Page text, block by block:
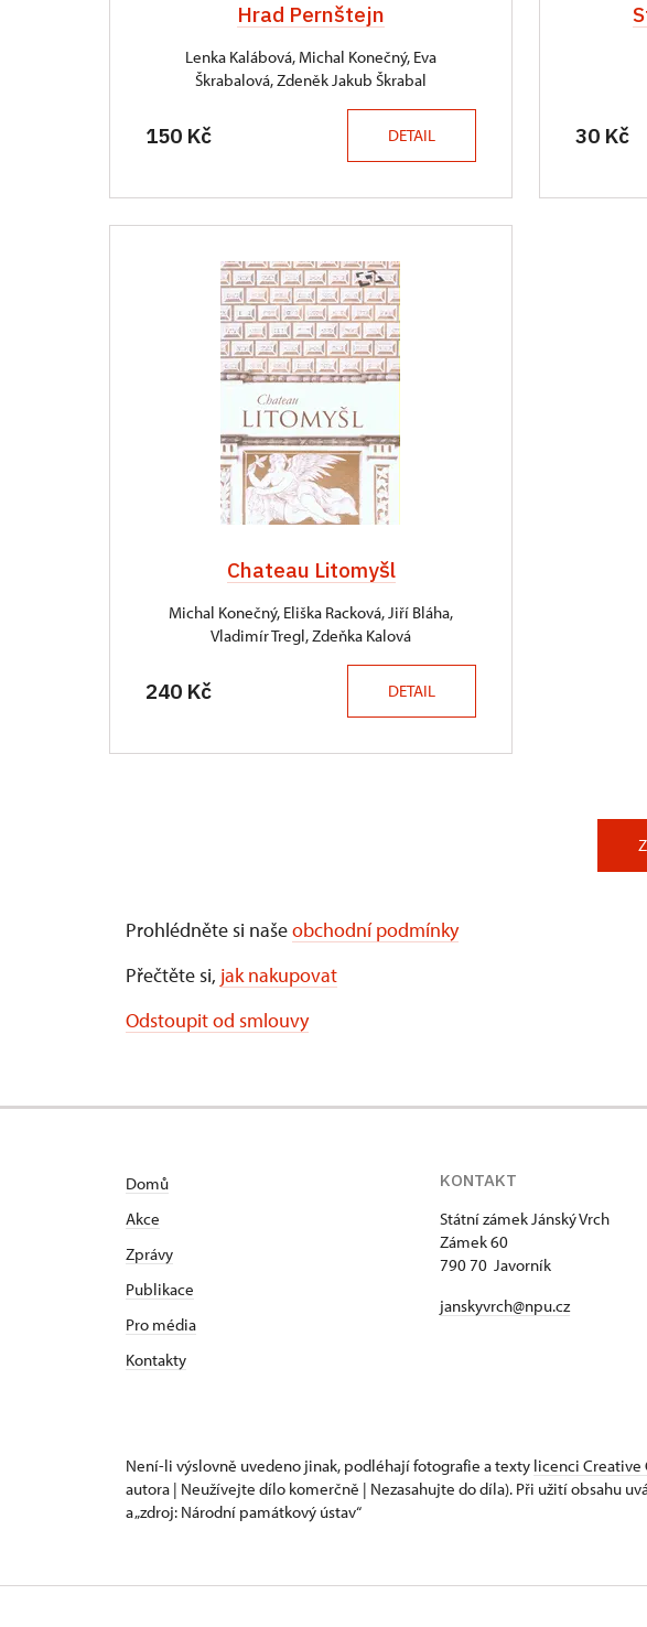
Hrad Pernštejn
Lenka Kalábová, Michal Konečný, Eva
Škrabalová, Zdeněk Jakub Škrabal
150 Kč DETAIL 30 Kč
Chateau Litomyšl
Michal Konečný, Eliška Racková, Jiří Bláha,
Vladimír Tregl, Zdeňka Kalová
240 Kč DETAIL
Prohlédněte si našeobchodní podmínky
Přečtěte si, jak nakupovat
Odstoupit od smlouvy
Domů
Akce
Zprávy
Publikace
Pro média
Kontakty
KONTAKT
Státní zámek Jánský Vrch
Zámek 60
790 70 Javorník
janskyvrch@npu.cz
Není-li výslovně uvedeno jinak, podléhají fotografie a texty licenci Creative
autora | Neužívejte dílo komerčně | Nezasahujte do díla). Při užití obsahu
a „zdroj: Národní památkový ústav“